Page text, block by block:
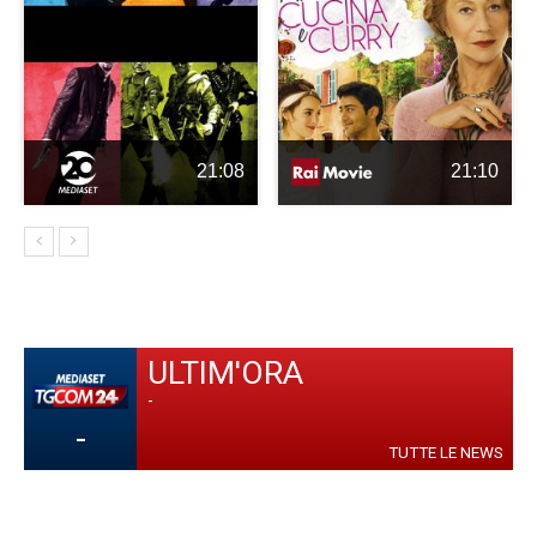
21:08 21:10
-
ULTIM'ORA
-
TUTTE LE NEWS